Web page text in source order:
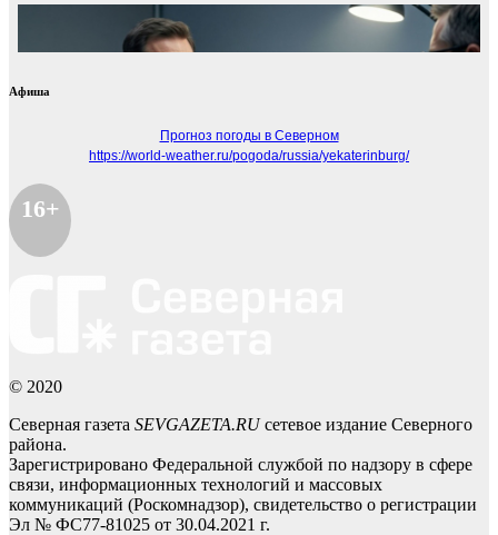
Афиша
Прогноз погоды в Северном
https://world-weather.ru/pogoda/russia/yekaterinburg/
16+
© 2020
Северная газета SEVGAZETA.RUсетевое издание Северного
района.
Зарегистрировано Федеральной службой по надзору в сфере
связи, информационных технологий и массовых
коммуникаций (Роскомнадзор), свидетельство о регистрации
Эл № ФС77-81025 от 30.04.2021 г.